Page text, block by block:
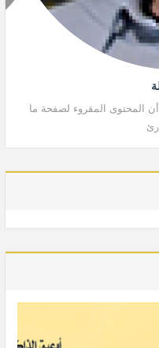
المحتوى المقروء لصفحة ما